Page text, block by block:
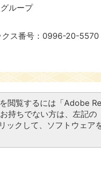
ループ
クス番号：0996-20-5570
閲覧するには「Adobe
持ちでない方は、左記
ックして、ソフトウェア